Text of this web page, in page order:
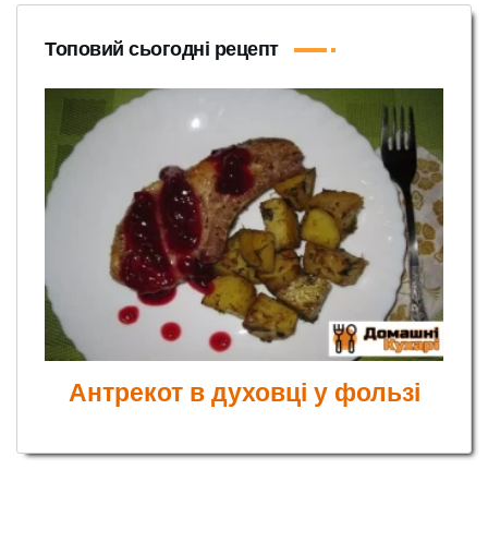
Топовий сьогодні рецепт
Антрекот в духовці у фользі